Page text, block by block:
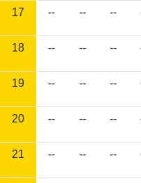
17 -- -- --
18 -- -- --
19 -- -- --
20 -- -- --
21 -- -- --